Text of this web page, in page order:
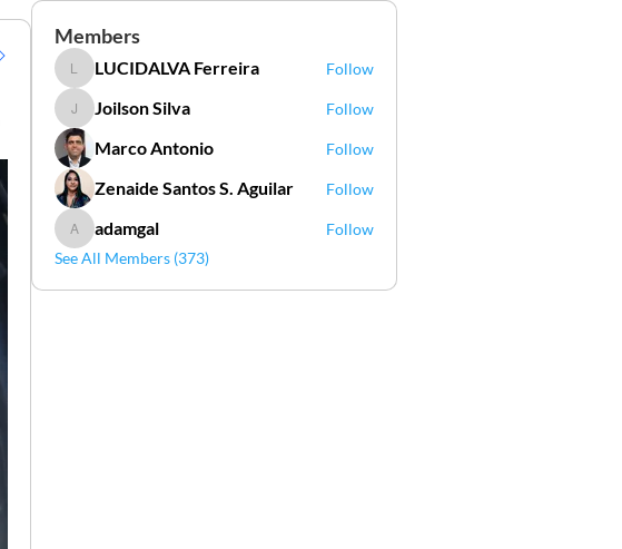
Members
LUCIDALVA Ferreira
LUCIDALVA Ferreira Follow
Joilson Silva
Joilson Silva Follow
Marco Antonio Follow
Zenaide Santos S. Aguilar Follow
adamgal
adamgal
Follow
See All Members (373)